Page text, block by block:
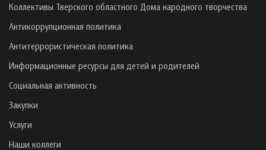
Коллективы Тверского областного Дома народного творчества
Антикоррупционная политика
Антитеррористическая политика
Информационные ресурсы для детей и родителей
Социальная активность
Закупки
Услуги
Наши коллеги